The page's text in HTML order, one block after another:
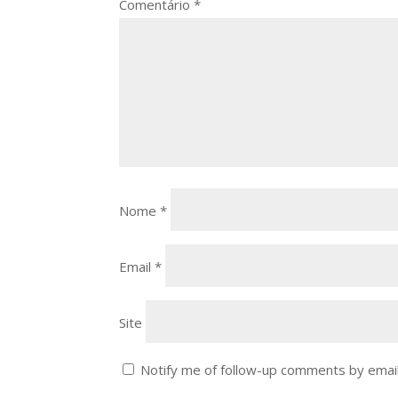
Comentário*
Nome*
Email*
Site
Notify me of follow-up comments by